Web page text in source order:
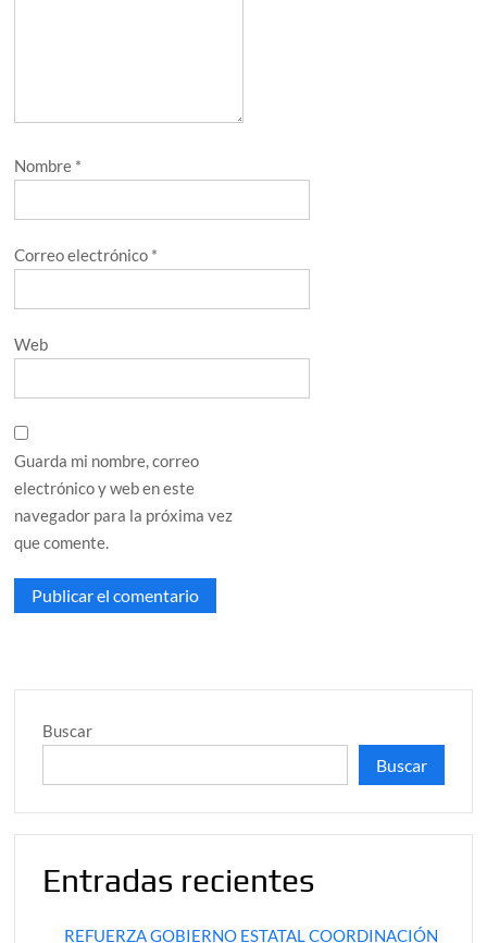
Nombre *
Correo electrónico *
Web
Guarda mi nombre, correo
electrónico y web en este
navegador para la próxima vez
que comente.
Buscar
Buscar
Entradas recientes
REFUERZA GOBIERNO ESTATAL COORDINACIÓN